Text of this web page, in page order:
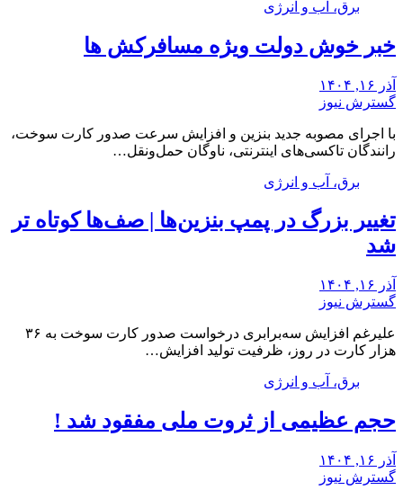
برق، آب و انرژی
خبر خوش دولت ویژه مسافرکش‌ ها
آذر ۱۶, ۱۴۰۴
گسترش نیوز
با اجرای مصوبه جدید بنزین و افزایش سرعت صدور کارت سوخت،
رانندگان تاکسی‌های اینترنتی، ناوگان حمل‌ونقل…
برق، آب و انرژی
تغییر بزرگ در پمپ بنزین‌ها | صف‌ها کوتاه تر
شد
آذر ۱۶, ۱۴۰۴
گسترش نیوز
علیرغم افزایش سه‌برابری درخواست صدور کارت سوخت به ۳۶
هزار کارت در روز، ظرفیت تولید افزایش…
برق، آب و انرژی
حجم عظیمی از ثروت ملی مفقود شد !
آذر ۱۶, ۱۴۰۴
گسترش نیوز